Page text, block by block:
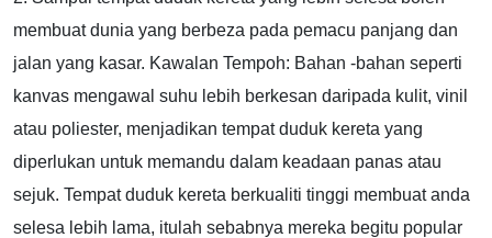
membuat dunia yang berbeza pada pemacu panjang dan
jalan yang kasar. Kawalan Tempoh: Bahan -bahan seperti
kanvas mengawal suhu lebih berkesan daripada kulit, vinil
atau poliester, menjadikan tempat duduk kereta yang
diperlukan untuk memandu dalam keadaan panas atau
sejuk. Tempat duduk kereta berkualiti tinggi membuat anda
selesa lebih lama, itulah sebabnya mereka begitu popular